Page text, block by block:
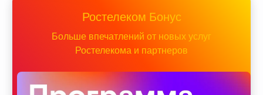
Ростелеком Бонус
Больше впечатлений от новых услуг
Ростелекома и партнеров